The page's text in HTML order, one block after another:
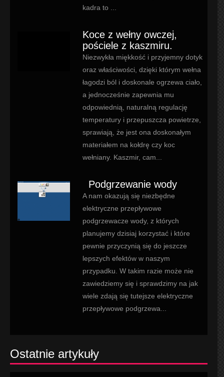
kadra to ...
Koce z wełny owczej,
pościele z kaszmiru.
Niezwykła miękkość i przyjemny dotyk
oraz właściwości, dzięki którym wełna
łagodzi ból i doskonale ogrzewa ciało,
a jednocześnie zapewnia mu
odpowiednią, naturalną regulację
temperatury i przepuszcza powietrze,
sprawiają, że jest ona doskonałym
materiałem na kołdrę czy koc
wełniany. Kaszmir, cam...
Podgrzewanie wody
A nam okazują się niezbędne
elektryczne przepływowe
podgrzewacze wody, z których
planujemy dzisiaj korzystać i które
pewnie przyczynią się do jeszcze
lepszych efektów w naszym
przypadku. W takim razie może nie
zawiedziemy się i sprawdzimy na jak
wiele zdają się tutejsze elektryczne
przepływowe podgrzewa...
Ostatnie artykuły